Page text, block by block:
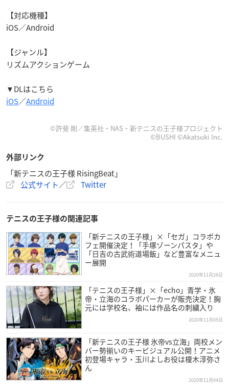
【対応機種】
iOS／Android
【ジャンル】
リズムアクションゲーム
▼DLはこちら
iOS／Android
©許斐 剛／集英社・NAS・新テニスの王子様プロジェクト
©BUSHI ©Akatsuki Inc.
外部リンク
「新テニスの王子様 RisingBeat」
公式サイト／ Twitter
テニスの王子様の関連記事
「新テニスの王子様」×「セガ」コラボカ
フェ開催決定！「手塚ゾーンパスタ」や
「日吉の古武術道場飯」など豊富なメニュ
ー展開
2020年11月26日
「テニスの王子様」×「echo」青学・氷
帝・立海のコラボパーカーが販売決定！胸
元には学校名、袖には作品名の刺繍入り
2020年11月05日
「新テニスの王子様 氷帝vs立海」両校メン
バー勢揃いのキービジュアル公開！アニメ
初登場キャラ・玉川よしお役は榎木淳弥さ
ん
2020年11月04日